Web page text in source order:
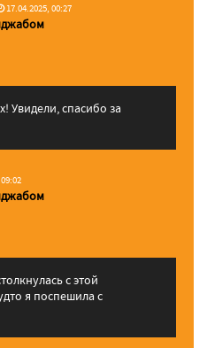
17.04.2025, 00:27
Увидели, спасибо за
с этой
я поспешила с